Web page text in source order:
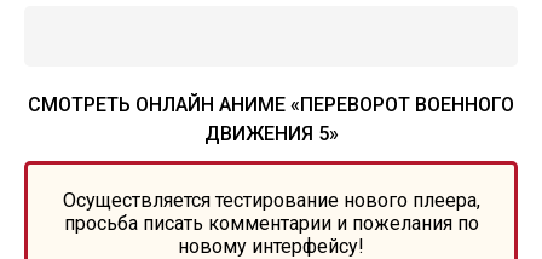
СМОТРЕТЬ ОНЛАЙН АНИМЕ «ПЕРЕВОРОТ ВОЕННОГО
ДВИЖЕНИЯ 5»
Осуществляется тестирование нового плеера,
просьба писать комментарии и пожелания по
новому интерфейсу!